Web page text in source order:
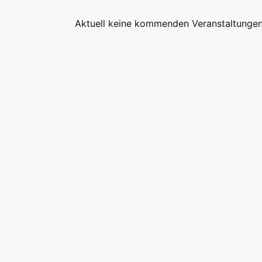
Aktuell keine kommenden